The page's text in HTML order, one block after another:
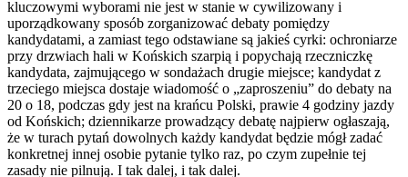
kluczowymi wyborami nie jest w stanie w cywilizowany i
uporządkowany sposób zorganizować debaty pomiędzy
kandydatami, a zamiast tego odstawiane są jakieś cyrki: ochroniarze
przy drzwiach hali w Końskich szarpią i popychają rzeczniczkę
kandydata, zajmującego w sondażach drugie miejsce; kandydat z
trzeciego miejsca dostaje wiadomość o „zaproszeniu” do debaty na
20 o 18, podczas gdy jest na krańcu Polski, prawie 4 godziny jazdy
od Końskich; dziennikarze prowadzący debatę najpierw ogłaszają,
że w turach pytań dowolnych każdy kandydat będzie mógł zadać
konkretnej innej osobie pytanie tylko raz, po czym zupełnie tej
zasady nie pilnują. I tak dalej, i tak dalej.